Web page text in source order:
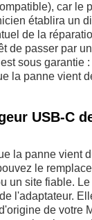
car le
établira un
de la
de passer par
sous garantie
la panne vient
USB-C
la panne vient
le
un site fiable.
l'adaptateur.
de votre